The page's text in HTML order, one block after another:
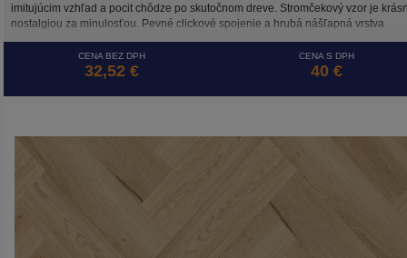
imitujúcim vzhľad a pocit chôdze po skutočnom dreve. Stromčekový vzor je
nostalgiou za minulosťou. Pevné clickové spojenie a hrubá nášľapná vrstva
CENA BEZ DPH
32,52 €
CENA S DPH
40 €